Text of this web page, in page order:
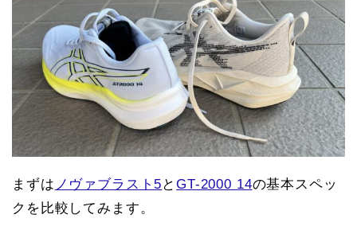
まずは ノヴァブラスト5 とGT-2000 14の基本スペッ
クを比較してみます。